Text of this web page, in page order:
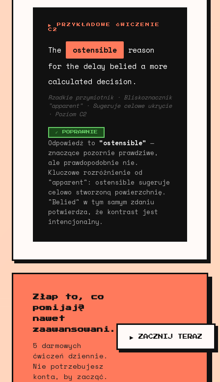
▶ PRZYKŁADOWE ĆWICZENIE
C2
The ostensible
reason
for the delay belied a more
calculated decision.
Rzadkie przymiotnik · Bliskoznacznik
"apparent" · Sugeruje celowe ukrycie
· Poziom C2
✓ POPRAWNIE
Odpowiedź to "ostensible" —
znaczące pozornie prawdziwe,
ale prawdopodobnie nie.
Kluczowe rozróżnienie od
"apparent": ostensible sugeruje
celowo stworzoną powierzchnię.
"Belied" w tym samym zdaniu
potwierdza, że kontrast jest
intencjonalny.
Złap to, co
pomijają
nawet
zaawansowani.
5 darmowych
ćwiczeń dziennie.
Nie potrzebujesz
konta, by zacząć.
▶ ZACZNIJ TERAZ